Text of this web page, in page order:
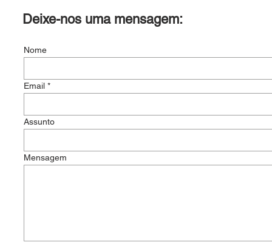
Deixe-nos uma mensagem:
Nome
Email
Assunto
Mensagem